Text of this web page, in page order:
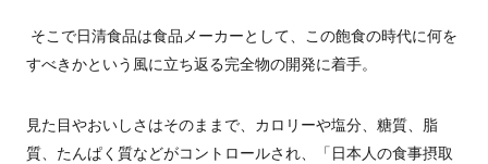
そこで日清食品は食品メーカーとして、この飽食の時代に何を
すべきかという風に立ち返る完全物の開発に着手。
見た目やおいしさはそのままで、カロリーや塩分、糖質、脂
質、たんぱく質などがコントロールされ、「日本人の食事摂取